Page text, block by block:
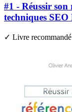
#1 - Réussir son
techniques
✓ Livre recommandé